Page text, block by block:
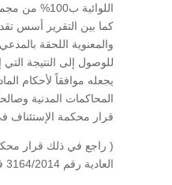
اللوائية
كما بين التقرير أسس
والمعنوية اللحقة
للوصول إلى النتيجة التي
المحاكمات المدنية
قرار محكمة الإستئناف
( راجع في ذلك قرار
العادية رقم 3164/2014 فصل بتاريخ 10/3/2015)